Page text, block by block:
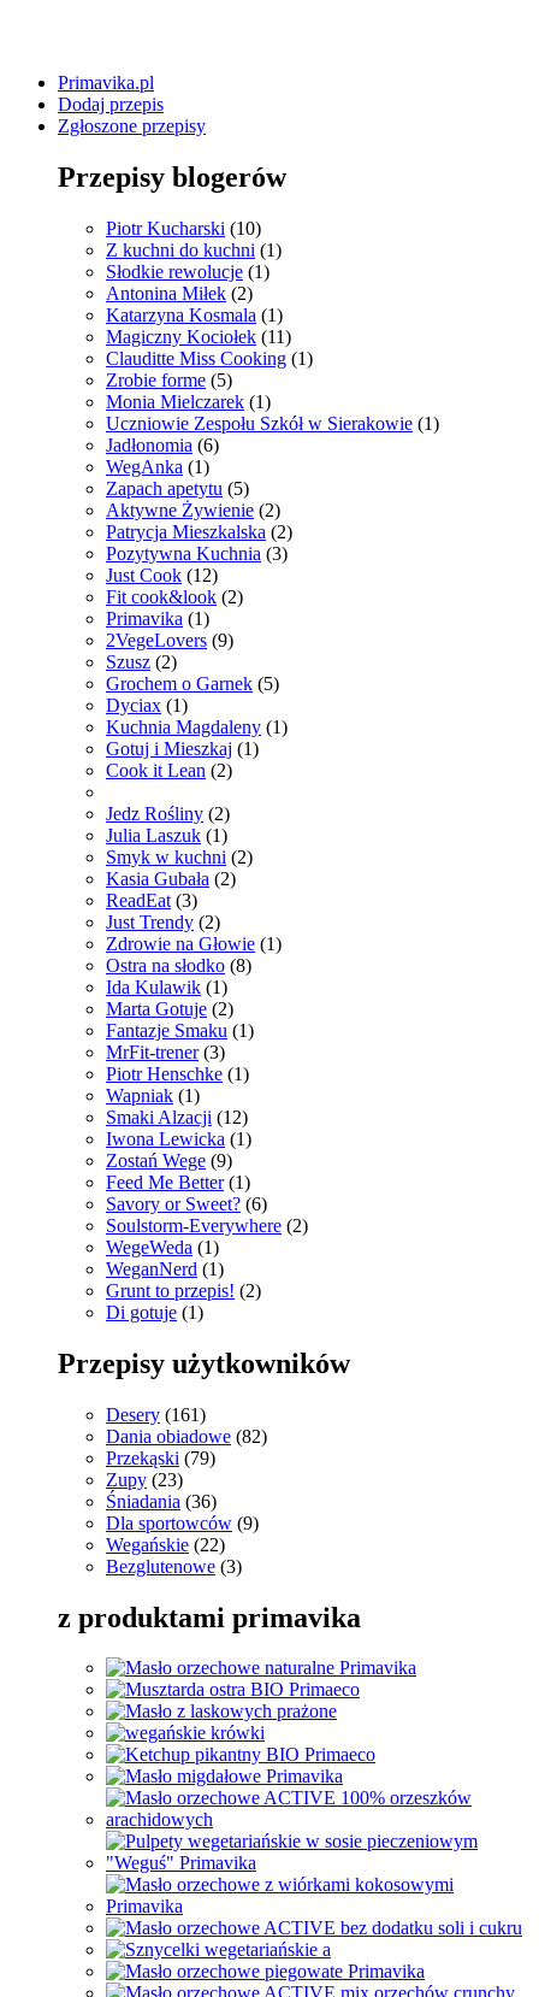
Primavika.pl
Dodaj przepis
Zgłoszone przepisy
Przepisy blogerów
Piotr Kucharski (10)
Z kuchni do kuchni (1)
Słodkie rewolucje (1)
Antonina Miłek (2)
Katarzyna Kosmala (1)
Magiczny Kociołek (11)
Clauditte Miss Cooking (1)
Zrobie forme (5)
Monia Mielczarek (1)
Uczniowie Zespołu Szkół w Sierakowie (1)
Jadłonomia (6)
WegAnka (1)
Zapach apetytu (5)
Aktywne Żywienie (2)
Patrycja Mieszkalska (2)
Pozytywna Kuchnia (3)
Just Cook (12)
Fit cook&look (2)
Primavika (1)
2VegeLovers (9)
Szusz (2)
Grochem o Garnek (5)
Dyciax (1)
Kuchnia Magdaleny (1)
Gotuj i Mieszkaj (1)
Cook it Lean (2)
Jedz Rośliny (2)
Julia Laszuk (1)
Smyk w kuchni (2)
Kasia Gubała (2)
ReadEat (3)
Just Trendy (2)
Zdrowie na Głowie (1)
Ostra na słodko (8)
Ida Kulawik (1)
Marta Gotuje (2)
Fantazje Smaku (1)
MrFit-trener(3)
Piotr Henschke (1)
Wapniak (1)
Smaki Alzacji (12)
Iwona Lewicka (1)
Zostań Wege (9)
Feed Me Better(1)
Savory or Sweet? (6)
Soulstorm-Everywhere (2)
WegeWeda (1)
WeganNerd (1)
Grunt to przepis! (2)
Di gotuje (1)
Przepisy użytkowników
Desery (161)
Dania obiadowe (82)
Przekąski (79)
Zupy (23)
Śniadania (36)
Dla sportowców (9)
Wegańskie (22)
Bezglutenowe (3)
z produktami primavika